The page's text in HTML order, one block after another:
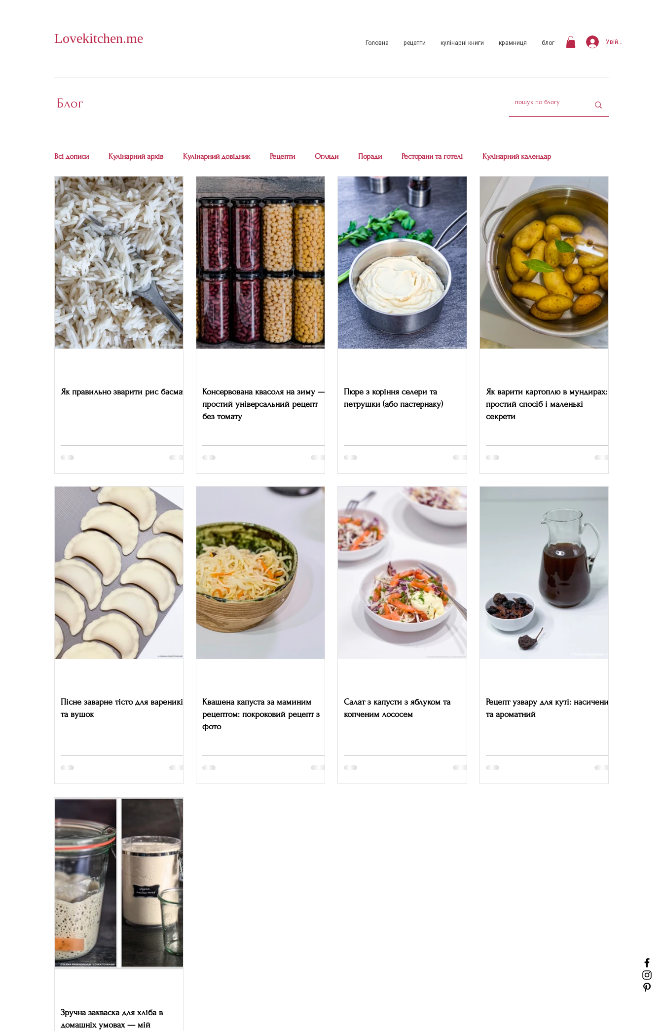
Lovekitchen.me блог
крамниця
кулінарні книги
рецепти
Головна Увійти
Блог
Всі дописи Кулінарний архів Кулінарний довідник Рецепти Огляди Поради Ресторани та готелі Кулінарний календар
Як правильно зварити рис басматі
Консервована квасоля на зиму —
простий універсальний рецепт
без томату
Пюре з коріння селери та
петрушки (або пастернаку)
Як варити картоплю в мундирах:
простий спосіб і маленькі
секрети
Пісне заварне тісто для вареників
та вушок
Квашена капуста за маминим
рецептом: покроковий рецепт з
фото
Салат з капусти з яблуком та
копченим лососем
Рецепт узвару для куті: насичений
та ароматний
Зручна закваска для хліба в
домашніх умовах — мій